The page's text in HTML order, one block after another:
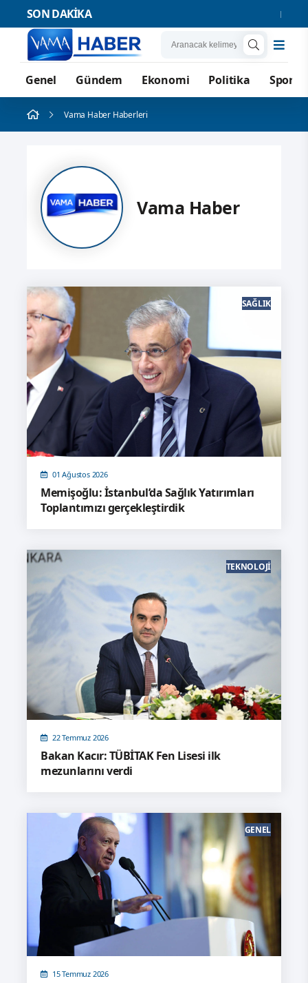
SON DAKİKA Bankalara
Genel Gündem Ekonomi Politika Spor
Vama Haber Haberleri
Vama Haber
01 Ağustos 2026
Memişoğlu: İstanbul’da Sağlık Yatırımları
Toplantımızı gerçekleştirdik
SAĞLIK
22 Temmuz 2026
Bakan Kacır: TÜBİTAK Fen Lisesi ilk
mezunlarını verdi
TEKNOLOJI
15 Temmuz 2026
GENEL